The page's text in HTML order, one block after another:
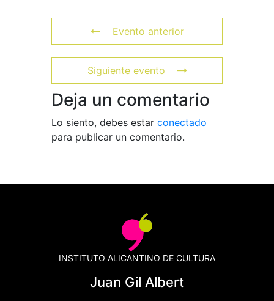
Evento anterior
Siguiente evento
Deja un comentario
Lo siento, debes estar conectado
para publicar un comentario.
INSTITUTO ALICANTINO DE CULTURA
Juan Gil Albert